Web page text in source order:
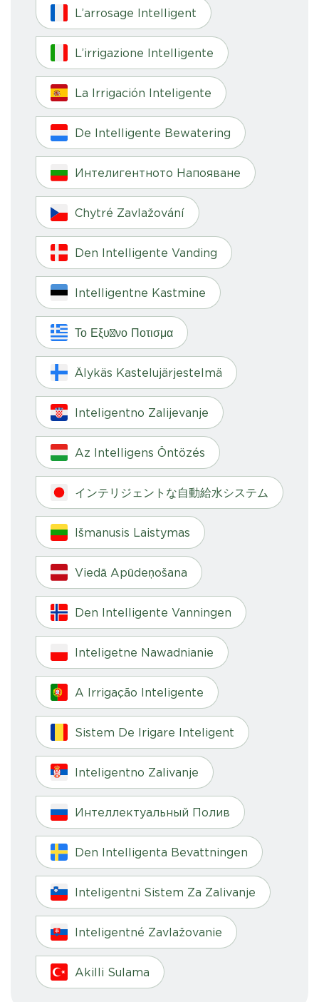
L’arrosage Intelligent
L’irrigazione Intelligente
La Irrigación Inteligente
De Intelligente Bewatering
Интелигентното Напояване
Chytré Zavlažování
Den Intelligente Vanding
Intelligentne Kastmine
Το Εξυπνο Ποτισμα
Älykäs Kastelujärjestelmä
Inteligentno Zalijevanje
Az Intelligens Öntözés
インテリジェントな自動給水システム
Išmanusis Laistymas
Viedā Apūdeņošana
Den Intelligente Vanningen
Inteligetne Nawadnianie
A Irrigação Inteligente
Sistem De Irigare Inteligent
Inteligentno Zalivanje
Интеллектуальный Полив
Den Intelligenta Bevattningen
Inteligentni Sistem Za Zalivanje
Inteligentné Zavlažovanie
Akilli Sulama